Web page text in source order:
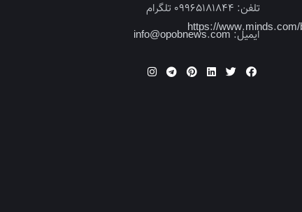
https://
تلفن:
ایمیل:info@opobnews.com